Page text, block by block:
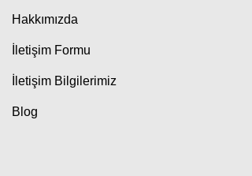
Hakkımızda
İletişim Formu
İletişim Bilgilerimiz
Blog